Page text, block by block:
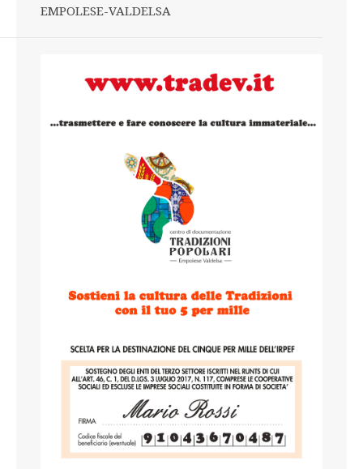
EMPOLESE-VALDELSA